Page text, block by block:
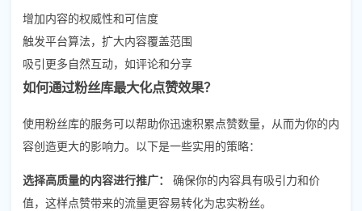
增加内容的权威性和可信度
触发平台算法，扩大内容覆盖范围
吸引更多自然互动，如评论和分享
如何通过粉丝库最大化点赞效果？
使用粉丝库的服务可以帮助你迅速积累点赞数量，从而为你的内
容创造更大的影响力。以下是一些实用的策略：
选择高质量的内容进行推广：
确保你的内容具有吸引力和价
值，这样点赞带来的流量更容易转化为忠实粉丝。